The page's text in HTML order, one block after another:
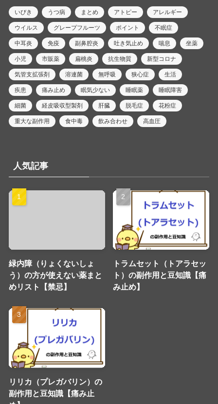
いびき うつ病 まとめ アトピー アレルギー
ウイルス グレープフルーツ ポイント 不眠症
中耳炎 免疫 副鼻腔炎 吐き気止め 喘息 坐薬
小児 市販薬 扁桃炎 抗生物質 新型コロナ
気管支拡張剤 溶連菌 無呼吸 狭心症 生活
疾患 痛み止め 眠気少ない 睡眠薬 睡眠障害
細菌 経皮吸収型製剤 肝臓 脱毛症 花粉症
重大な副作用 食中毒 飲み合わせ 高血圧
人気記事
緑内障（りょくないしょ
う）の方が使えない薬まと
めリスト【禁忌】
トラムセット（トアラセッ
ト）の副作用と豆知識【痛
み止め】
リリカ（プレガバリン）の
副作用と豆知識【痛み止